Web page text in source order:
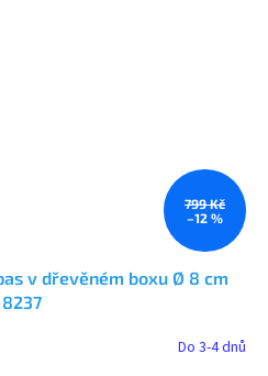
799 Kč
–12 %
v dřevěném boxu Ø 8 cm
8237
Do 3-4 dnů